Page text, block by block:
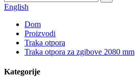
English
Dom
Proizvodi
Traka otpora
Traka otpora za zgibove 2080 mm
Kategorije